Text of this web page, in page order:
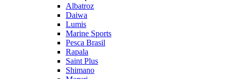
Albatroz
Daiwa
Lumis
Marine Sports
Pesca Brasil
Rapala
Saint Plus
Shimano